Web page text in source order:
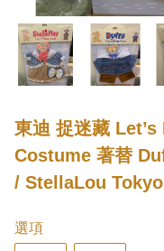
東迪 捉迷藏
Costume 著替
/ StellaLou
選項